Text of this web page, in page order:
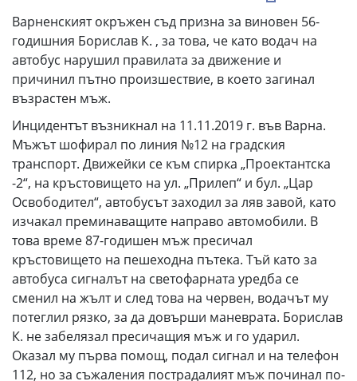
Варненският окръжен съд призна за виновен 56-
годишния Борислав К. , за това, че като водач на
автобус нарушил правилата за движение и
причинил пътно произшествие, в което загинал
възрастен мъж.
Инцидентът възникнал на 11.11.2019 г. във Варна.
Мъжът шофирал по линия №12 на градския
транспорт. Движейки се към спирка „Проектантска
-2“, на кръстовището на ул. „Прилеп“ и бул. „Цар
Освободител“, автобусът заходил за ляв завой, като
изчакал преминаващите направо автомобили. В
това време 87-годишен мъж пресичал
кръстовището на пешеходна пътека. Тъй като за
автобуса сигналът на светофарната уредба се
сменил на жълт и след това на червен, водачът му
потеглил рязко, за да довърши маневрата. Борислав
К. не забелязал пресичащия мъж и го ударил.
Оказал му първа помощ, подал сигнал и на телефон
112, но за съжаления пострадалият мъж починал по-